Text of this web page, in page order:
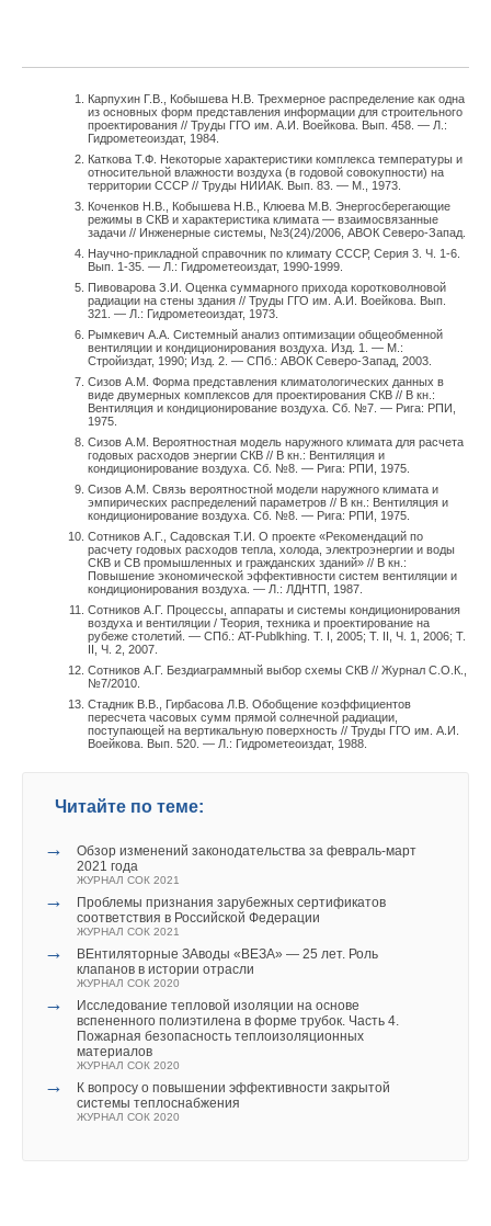
Карпухин Г.В., Кобышева Н.В. Трехмерное распределение как одна
из основных форм представления информации для строительного
проектирования // Труды ГГО им. А.И. Воейкова. Вып. 458. — Л.:
Гидрометеоиздат, 1984.
Каткова Т.Ф. Некоторые характеристики комплекса температуры и
относительной влажности воздуха (в годовой совокупности) на
территории СССР // Труды НИИАК. Вып. 83. — М., 1973.
Коченков Н.В., Кобышева Н.В., Клюева М.В. Энергосберегающие
режимы в СКВ и характеристика климата — взаимосвязанные
задачи // Инженерные системы, №3(24)/2006, АВОК Северо-Запад.
Научно-прикладной справочник по климату СССР, Серия 3. Ч. 1-6.
Вып. 1-35. — Л.: Гидрометеоиздат, 1990-1999.
Пивоварова З.И. Оценка суммарного прихода коротковолновой
радиации на стены здания // Труды ГГО им. А.И. Воейкова. Вып.
321. — Л.: Гидрометеоиздат, 1973.
Рымкевич А.А. Системный анализ оптимизации общеобменной
вентиляции и кондиционирования воздуха. Изд. 1. — М.:
Стройиздат, 1990; Изд. 2. — СПб.: АВОК Северо-Запад, 2003.
Сизов А.М. Форма представления климатологических данных в
виде двумерных комплексов для проектирования СКВ // В кн.:
Вентиляция и кондиционирование воздуха. Сб. №7. — Рига: РПИ,
1975.
Сизов А.М. Вероятностная модель наружного климата для расчета
годовых расходов энергии СКВ // В кн.: Вентиляция и
кондиционирование воздуха. Сб. №8. — Рига: РПИ, 1975.
Сизов А.М. Связь вероятностной модели наружного климата и
эмпирических распределений параметров // В кн.: Вентиляция и
кондиционирование воздуха. Сб. №8. — Рига: РПИ, 1975.
Сотников А.Г., Садовская Т.И. О проекте «Рекомендаций по
расчету годовых расходов тепла, холода, электроэнергии и воды
СКВ и СВ промышленных и гражданских зданий» // В кн.:
Повышение экономической эффективности систем вентиляции и
кондиционирования воздуха. — Л.: ЛДНТП, 1987.
Сотников А.Г. Процессы, аппараты и системы кондиционирования
воздуха и вентиляции / Теория, техника и проектирование на
рубеже столетий. — СПб.: AT-Publkhing. T. I, 2005; T. II, Ч. 1, 2006; T.
II, Ч. 2, 2007.
Сотников А.Г. Бездиаграммный выбор схемы СКВ // Журнал С.О.К.,
№7/2010.
Стадник В.В., Гирбасова Л.В. Обобщение коэффициентов
пересчета часовых сумм прямой солнечной радиации,
поступающей на вертикальную поверхность // Труды ГГО им. А.И.
Воейкова. Вып. 520. — Л.: Гидрометеоиздат, 1988.
Читайте по теме:
→
Обзор изменений законодательства за февраль-март
2021 года
ЖУРНАЛ СОК 2021
→
Проблемы признания зарубежных сертификатов
соответствия в Российской Федерации
ЖУРНАЛ СОК 2021
→
ВЕнтиляторные ЗАводы «ВЕЗА» — 25 лет. Роль
клапанов в истории отрасли
ЖУРНАЛ СОК 2020
→
Исследование тепловой изоляции на основе
вспененного полиэтилена в форме трубок. Часть 4.
Пожарная безопасность теплоизоляционных
материалов
ЖУРНАЛ СОК 2020
→
К вопросу о повышении эффективности закрытой
системы теплоснабжения
ЖУРНАЛ СОК 2020